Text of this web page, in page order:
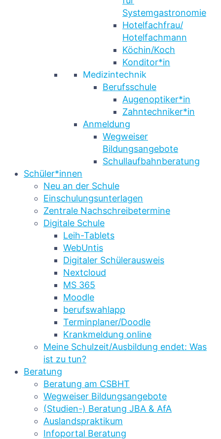
Systemgastronomie
Hotelfachfrau/
Hotelfachmann
Köchin/Koch
Konditor*in
Medizintechnik
Berufsschule
Augenoptiker*in
Zahntechniker*in
Anmeldung
Wegweiser
Bildungsangebote
Schullaufbahnberatung
Schüler*innen
Neu an der Schule
Einschulungsunterlagen
Zentrale Nachschreibetermine
Digitale Schule
Leih-Tablets
WebUntis
Digitaler Schülerausweis
Nextcloud
MS 365
Moodle
berufswahlapp
Terminplaner/Doodle
Krankmeldung online
Meine Schulzeit/Ausbildung endet: Was
ist zu tun?
Beratung
Beratung am CSBHT
Wegweiser Bildungsangebote
(Studien-) Beratung JBA & AfA
Auslandspraktikum
Infoportal Beratung